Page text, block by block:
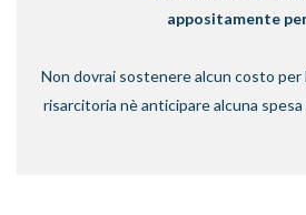
appositamente
Non dovrai sostenere alcun costo
risarcitoria nè anticipare alcuna spesa